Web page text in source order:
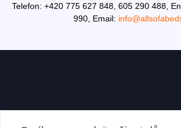
Telefon: +420 775 627 848, 605 290 488,
990, Email:
AKTUALITY